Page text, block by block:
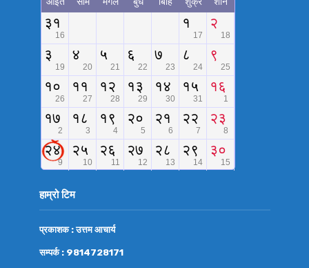
हाम्रो टिम
प्रकाशक : उत्तम आचार्य
सम्पर्क : 9814728171